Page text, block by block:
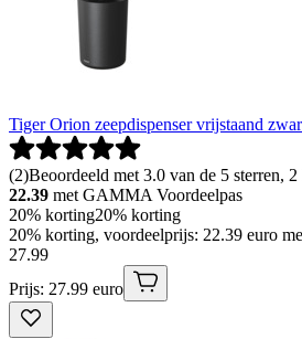
Tiger Orion zeepdispenser vrijstaand
(2)Beoordeeld met 3.0 van de 5 sterren,
22.39 met GAMMA Voordeelpas
20% korting20% korting
20% korting, voordeelprijs: 22.39 euro
27.99
Prijs: 27.99 euro